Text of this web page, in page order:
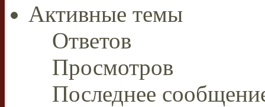
Активные темы
Ответов
Просмотров
Последнее